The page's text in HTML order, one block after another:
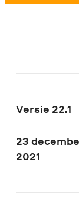
Versie 22.1
23
2021